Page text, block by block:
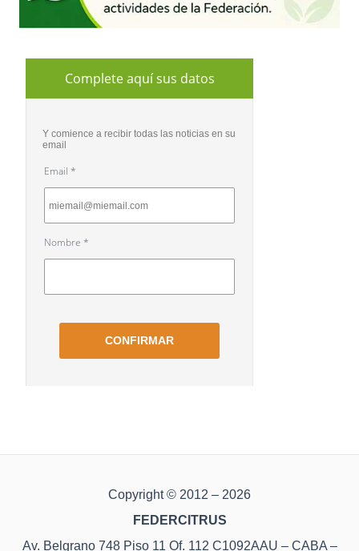
Copyright © 2012 – 2026
FEDERCITRUS
Av. Belgrano 748 Piso 11 Of. 112 C1092AAU – CABA –